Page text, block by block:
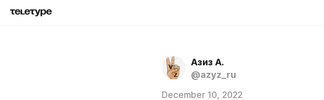
Азиз А.
@azyz_ru
December 10, 2022